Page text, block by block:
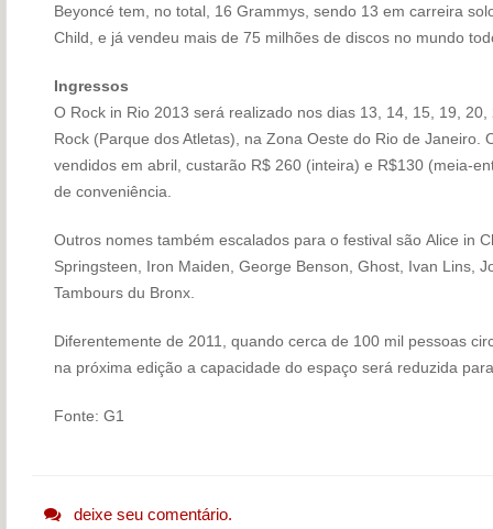
Beyoncé tem, no total, 16 Grammys, sendo 13 em carreira
Child, e já vendeu mais de 75 milhões de discos no mundo
Ingressos
O Rock in Rio 2013 será realizado nos dias 13, 14, 15, 19,
Rock (Parque dos Atletas), na Zona Oeste do Rio de Janeiro.
vendidos em abril, custarão R$ 260 (inteira) e R$130 (meia-
de conveniência.
Outros nomes também escalados para o festival são Alice in
Springsteen, Iron Maiden, George Benson, Ghost, Ivan Lins,
Tambours du Bronx.
Diferentemente de 2011, quando cerca de 100 mil pessoas
na próxima edição a capacidade do espaço será reduzida
Fonte: G1
deixe seu comentário.